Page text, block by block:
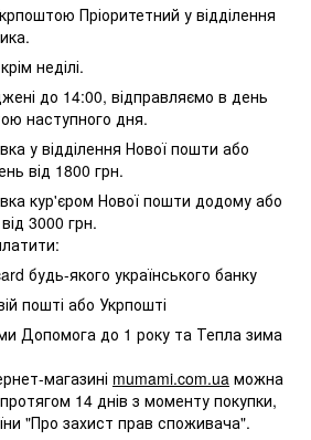
Пріоритетний у відділення
неділі.
до 14:00, відправляємо в день
наступного дня.
у відділення Нової пошти або
від 1800 грн.
кур'єром Нової пошти додому або
3000 грн.
будь-якого українського банку
пошті або Укрпошті
Допомога до 1 року та Тепла зима
магазині mumami.com.ua можна
14 днів з моменту покупки,
"Про захист прав споживача".